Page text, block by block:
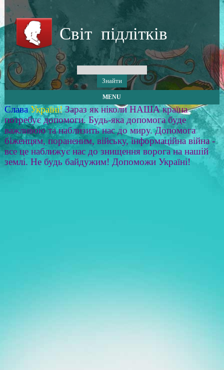
Світ підлітків
MENU
Слава Україні! Зараз як ніколи НАША країна
потребує допомоги. Будь-яка допомога буде
важливою та наблизить нас до миру. Допомога
біженцям, пораненим, війську, інформаційна війна -
все це наближує нас до знищення ворога на нашій
землі. Не будь байдужим! Допоможи Україні!